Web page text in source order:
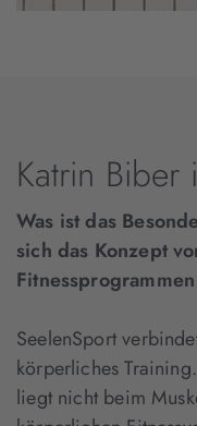
Katrin Biber
Was ist das
sich das Konzept
SeelenSport
körperliches
liegt nicht beim